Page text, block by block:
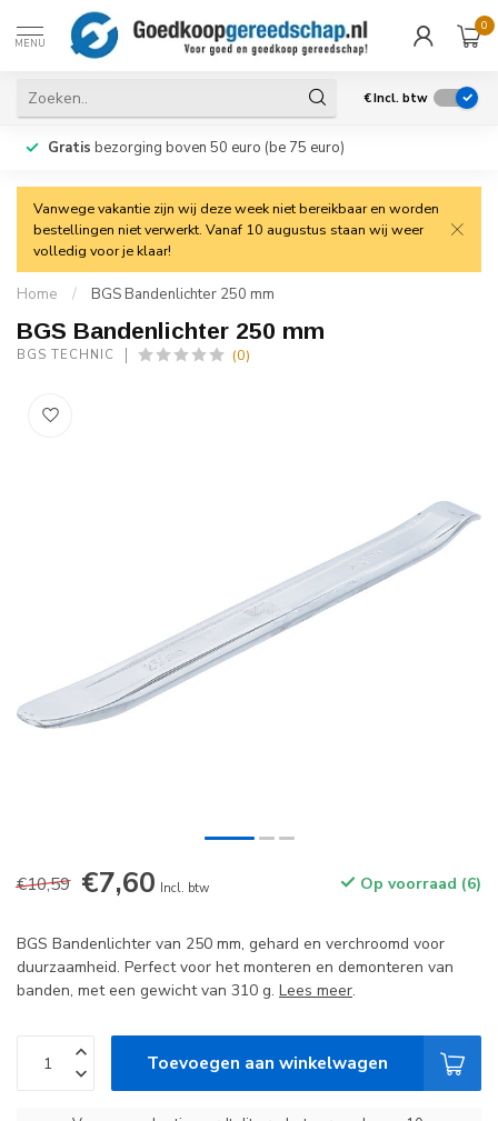
MENU
0
€Incl. btw
Gratis bezorging boven 50 euro (be 75 euro)
Vanwege vakantie zijn wij deze week niet bereikbaar en worden
bestellingen niet verwerkt. Vanaf 10 augustus staan wij weer
volledig voor je klaar!
Home / BGS Bandenlichter 250 mm
BGS Bandenlichter 250 mm
BGS TECHNIC (0)
€10,59 €7,60 Incl. btw Op voorraad (6)
BGS Bandenlichter van 250 mm, gehard en verchroomd voor
duurzaamheid. Perfect voor het monteren en demonteren van
banden, met een gewicht van 310 g. Lees meer.
Toevoegen aan winkelwagen